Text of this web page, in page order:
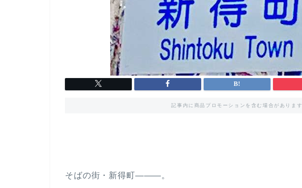
記事内に商品プロモーションを含む場合があります
そばの街・新得町―――。